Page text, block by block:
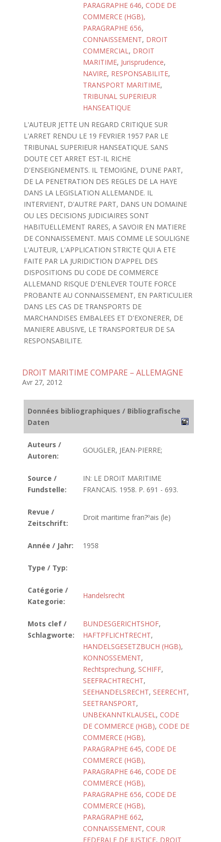
PARAGRAPHE 646, CODE DE
COMMERCE (HGB),
PARAGRAPHE 656,
CONNAISSEMENT, DROIT
COMMERCIAL, DROIT
MARITIME, Jurisprudence,
NAVIRE, RESPONSABILITE,
TRANSPORT MARITIME,
TRIBUNAL SUPERIEUR
HANSEATIQUE
L'AUTEUR JETTE UN REGARD CRITIQUE SUR
L'ARRET RENDU LE 19 FEVRIER 1957 PAR LE
TRIBUNAL SUPERIEUR HANSEATIQUE. SANS
DOUTE CET ARRET EST-IL RICHE
D'ENSEIGNEMENTS. IL TEMOIGNE, D'UNE PART,
DE LA PENETRATION DES REGLES DE LA HAYE
DANS LA LEGISLATION ALLEMANDE. IL
INTERVIENT, D'AUTRE PART, DANS UN DOMAINE
OU LES DECISIONS JUDICIAIRES SONT
HABITUELLEMENT RARES, A SAVOIR EN MATIERE
DE CONNAISSEMENT. MAIS COMME LE SOULIGNE
L'AUTEUR, L'APPLICATION STRICTE QUI A ETE
FAITE PAR LA JURIDICTION D'APPEL DES
DISPOSITIONS DU CODE DE COMMERCE
ALLEMAND RISQUE D'ENLEVER TOUTE FORCE
PROBANTE AU CONNAISSEMENT, EN PARTICULIER
DANS LES CAS DE TRANSPORTS DE
MARCHANDISES EMBALEES ET D'EXONERER, DE
MANIERE ABUSIVE, LE TRANSPORTEUR DE SA
RESPONSABILITE.
DROIT MARITIME COMPARE – ALLEMAGNE
Avr 27, 2012
Données bibliographiques / Bibliografische
Daten
Auteurs /
Autoren:
GOUGLER, JEAN-PIERRE;
Source /
Fundstelle:
IN: LE DROIT MARITIME
FRANCAIS. 1958. P. 691 - 693.
Revue /
Zeitschrift:
Droit maritime fran?ºais (le)
Année / Jahr: 1958
Type / Typ:
Catégorie /
Kategorie:
Handelsrecht
Mots clef /
Schlagworte:
BUNDESGERICHTSHOF,
HAFTPFLICHTRECHT,
HANDELSGESETZBUCH (HGB),
KONNOSSEMENT,
Rechtsprechung, SCHIFF,
SEEFRACHTRECHT,
SEEHANDELSRECHT, SEERECHT,
SEETRANSPORT,
UNBEKANNTKLAUSEL, CODE
DE COMMERCE (HGB), CODE DE
COMMERCE (HGB),
PARAGRAPHE 645, CODE DE
COMMERCE (HGB),
PARAGRAPHE 646, CODE DE
COMMERCE (HGB),
PARAGRAPHE 656, CODE DE
COMMERCE (HGB),
PARAGRAPHE 662,
CONNAISSEMENT, COUR
FEDERALE DE JUSTICE, DROIT